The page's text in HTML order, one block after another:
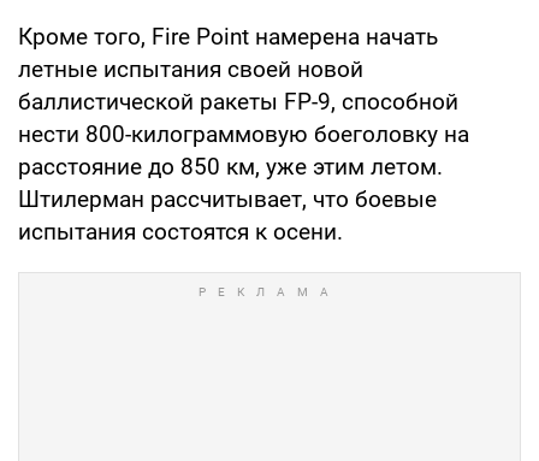
Кроме того, Fire Point намерена начать
летные испытания своей новой
баллистической ракеты FP-9, способной
нести 800-килограммовую боеголовку на
расстояние до 850 км, уже этим летом.
Штилерман рассчитывает, что боевые
испытания состоятся к осени.